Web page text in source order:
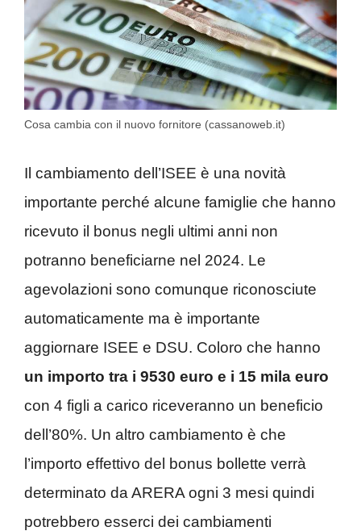
Cosa cambia con il nuovo fornitore (cassanoweb.it)
Il cambiamento dell’ISEE è una novità
importante perché alcune famiglie che hanno
ricevuto il bonus negli ultimi anni non
potranno beneficiarne nel 2024. Le
agevolazioni sono comunque riconosciute
automaticamente ma è importante
aggiornare ISEE e DSU. Coloro che hanno
un importo tra i 9530 euro e i 15 mila euro
con 4 figli a carico riceveranno un beneficio
dell’80%. Un altro cambiamento è che
l’importo effettivo del bonus bollette verrà
determinato da ARERA ogni 3 mesi quindi
potrebbero esserci dei cambiamenti